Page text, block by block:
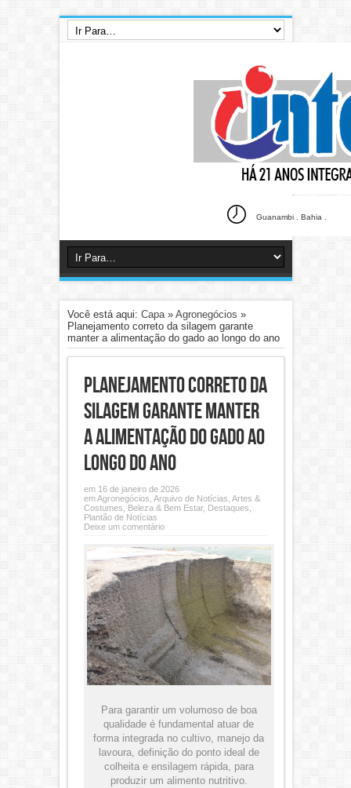
Guanambi . Bahia .
Você está aqui: Capa» Agronegócios »
Planejamento correto da silagem garante
manter a alimentação do gado ao longo do ano
Planejamento correto da
silagem garante manter
a alimentação do gado ao
longo do ano
em 16 de janeiro de 2026
emAgronegócios Arquivo de Notícias Artes &
Costumes
Beleza & Bem Estar, Destaques
Plantão de Notícias
Deixe um comentário
Para garantir um volumoso de boa
qualidade é fundamental atuar de
forma integrada no cultivo, manejo da
lavoura, definição do ponto ideal de
colheita e ensilagem rápida, para
produzir um alimento nutritivo.